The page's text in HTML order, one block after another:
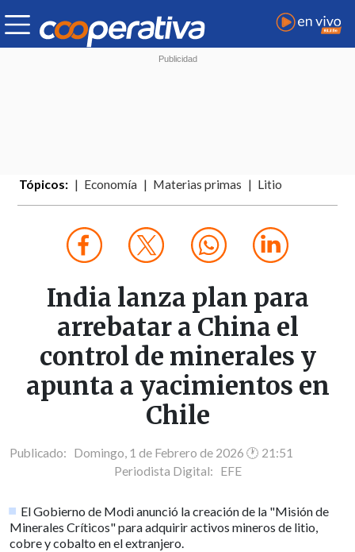
Tópicos: Economía Materias primas Litio
India lanza plan para
arrebatar a China el
control de minerales y
apunta a yacimientos en
Chile
Publicado: Domingo, 1 de Febrero de 2026 🕐 21:51
Periodista Digital: EFE
El Gobierno de Modi anunció la creación de la "Misión de
Minerales Críticos" para adquirir activos mineros de litio,
cobre y cobalto en el extranjero.